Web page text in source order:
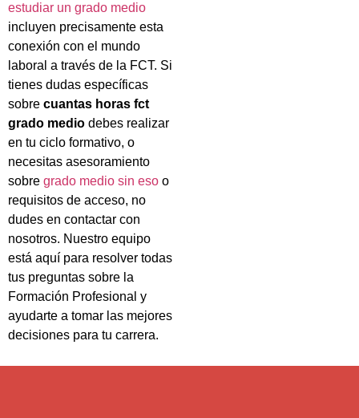
estudiar un grado medio
incluyen precisamente esta
conexión con el mundo
laboral a través de la FCT. Si
tienes dudas específicas
sobre cuantas horas fct
grado medio debes realizar
en tu ciclo formativo, o
necesitas asesoramiento
sobre grado medio sin eso o
requisitos de acceso, no
dudes en contactar con
nosotros. Nuestro equipo
está aquí para resolver todas
tus preguntas sobre la
Formación Profesional y
ayudarte a tomar las mejores
decisiones para tu carrera.